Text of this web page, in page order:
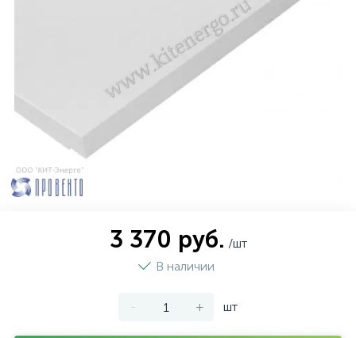
3 370 руб. /шт
В наличии
- + шт